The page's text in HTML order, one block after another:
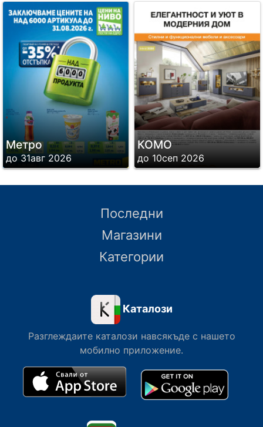
Метро
до 31авг 2026
КОМО
до 10сеп 2026
Последни
Магазини
Категории
Каталози
Разглеждаите каталози навсякъде с нашето
мобилно приложение.